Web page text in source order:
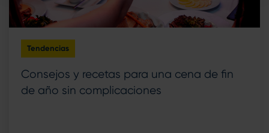
Tendencias
Consejos y recetas para una cena de fin
de año sin complicaciones